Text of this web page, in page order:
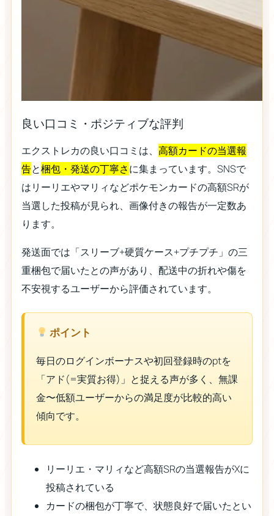
良い口コミ・ポジティブな評判
エクストレカの良い口コミは、 高額カードの当選報
告と梱包・発送の丁寧さに集まっています。SNSで
はリーリエやマリィなどポケモンカードの高額SRが
当選した投稿が見られ、画像付きの報告が一定数あ
ります。
発送面では「スリーブ+硬質ケース+プチプチ」の三
重梱包で届いたとの声があり、配送中の折れや傷を
不安視するユーザーから評価されています。
ポイント
毎日のログインボーナスや初回登録時のptを
「アド(=実質お得)」と捉える声が多く、無課
金〜低額ユーザーからの満足度が比較的高い
傾向です。
リーリエ・マリィなど高額SRの当選報告がXに
投稿されている
カードの梱包が丁寧で、状態良好で届いたとい